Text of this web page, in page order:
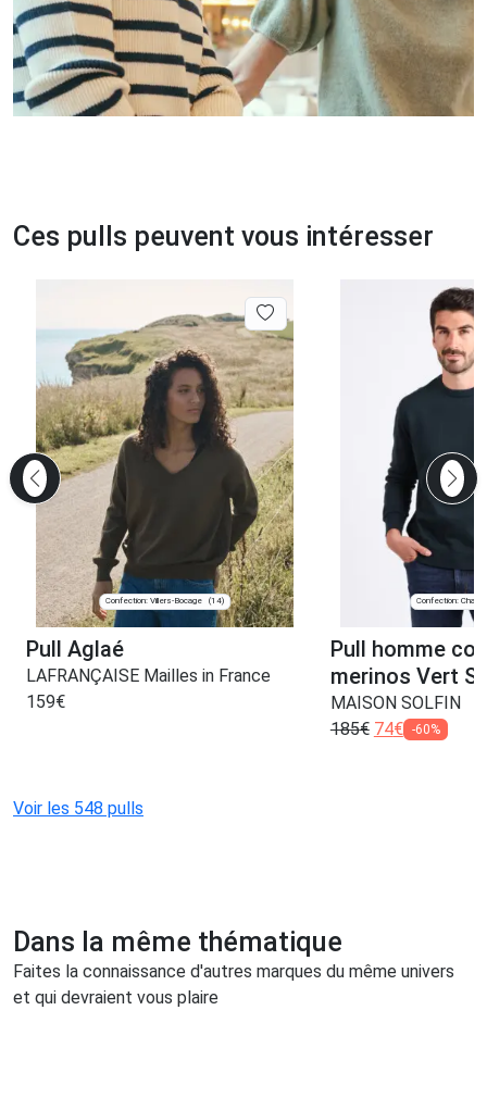
Ces pulls peuvent vous intéresser
Confection: Villers-Bocage (14)
Pull Aglaé
LAFRANÇAISE Mailles in France
159€
Confection:
Pull homme
merinos Vert
MAISON SOLFIN
185€ 74€ -60%
Voir les 548 pulls
Dans la même thématique
Faites la connaissance d'autres marques du même univers
et qui devraient vous plaire